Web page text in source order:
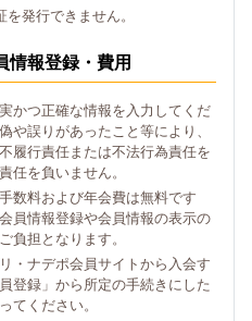
発行できません。
情報登録・費用
かつ正確な情報を入力してくだ
や誤りがあったこと等により、
履行責任または不法行為責任を
任を負いません。
数料および年会費は無料です
員情報登録や会員情報の表示の
負担となります。
・ナデポ会員サイトから入会す
登録」から所定の手続きにした
てください。